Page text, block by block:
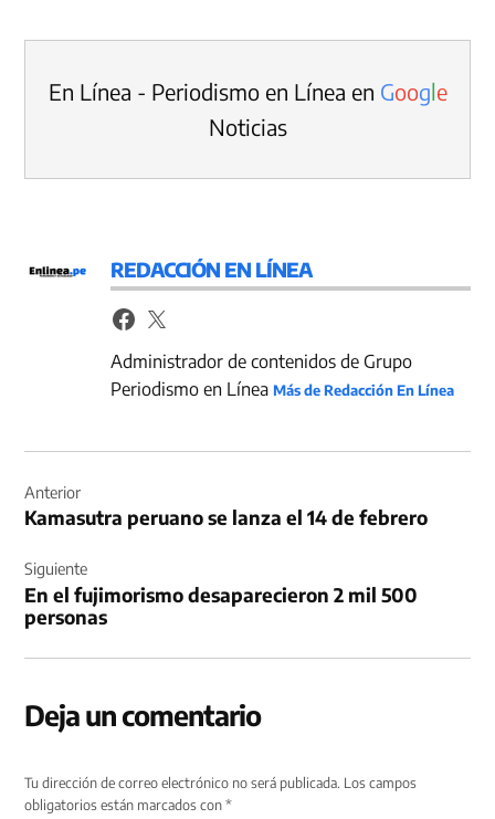
En Línea - Periodismo en Línea en Google
Noticias
REDACCIÓN EN LÍNEA
Administrador de contenidos de Grupo
Periodismo en LíneaMás de Redacción En Línea
de
entradas
Anterior
Kamasutra peruano se lanza el 14 de febrero
Siguiente
En el fujimorismo desaparecieron 2 mil 500
personas
Deja un comentario
Tu dirección de correo electrónico no será publicada. Los campos
obligatorios están marcados con*